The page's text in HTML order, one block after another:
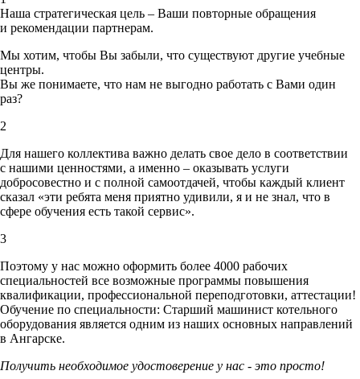
Наша стратегическая цель – Ваши повторные обращения
и рекомендации партнерам.
Мы хотим, чтобы Вы забыли, что существуют другие учебные
центры.
Вы же понимаете, что нам не выгодно работать с Вами один
раз?
2
Для нашего коллектива важно делать свое дело в соответствии
с нашими ценностями, а именно – оказывать услуги
добросовестно и с полной самоотдачей, чтобы каждый клиент
сказал «эти ребята меня приятно удивили, я и не знал, что в
сфере обучения есть такой сервис».
3
Поэтому у нас можно оформить более 4000 рабочих
специальностей все возможные программы повышения
квалификации, профессиональной переподготовки, аттестации!
Обучение по специальности: Старший машинист котельного
оборудования является одним из наших основных направлений
в Ангарске.
Получить необходимое удостоверение у нас - это просто!